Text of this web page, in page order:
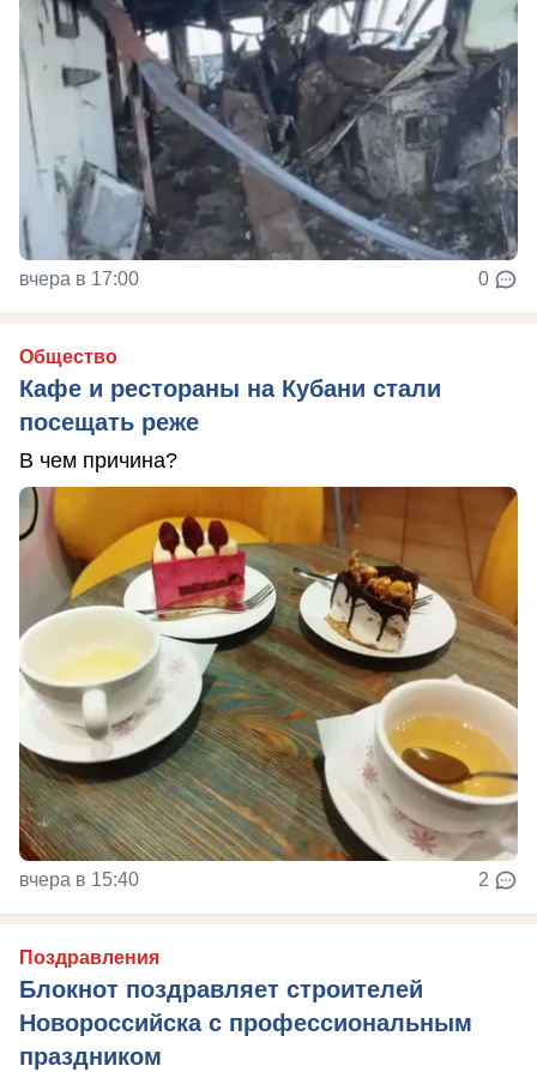
вчера в 17:00 0
Общество
Кафе и рестораны на Кубани стали
посещать реже
В чем причина?
вчера в 15:40 2
Поздравления
Блокнот поздравляет строителей
Новороссийска с профессиональным
праздником